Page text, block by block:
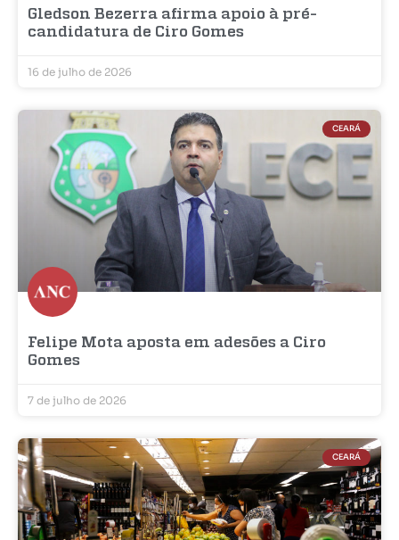
Gledson Bezerra afirma apoio à pré-
candidatura de Ciro Gomes
16 de julho de 2026
CEARÁ
Felipe Mota aposta em adesões a Ciro
Gomes
7 de julho de 2026
CEARÁ